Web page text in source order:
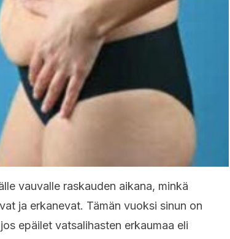
vauvalle raskauden aikana, minkä
ja erkanevat. Tämän vuoksi sinun on
epäilet vatsalihasten erkaumaa eli